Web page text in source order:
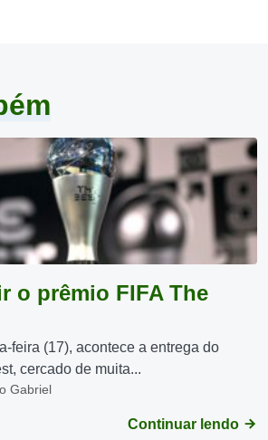
o prêmio FIFA The
feira (17), acontece a entrega do
cercado de muita...
Gabriel
Continuar lendo